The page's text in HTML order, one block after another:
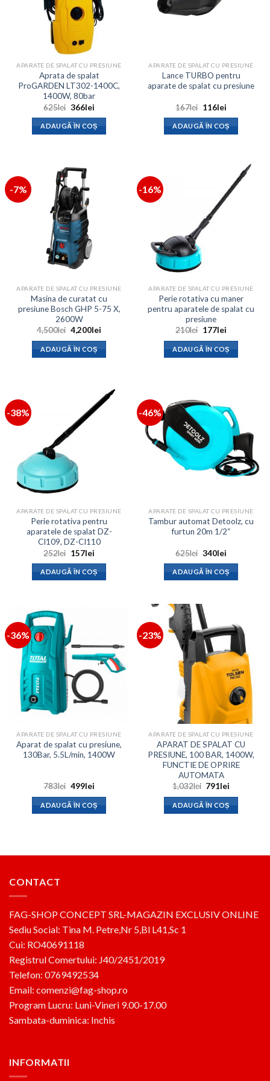
APARATE DE SPALAT CU PRESIUNE
Aprata de spalat
ProGARDEN LT302-1400C,
1400W, 80bar
625lei Prețul
a
fost:
625lei.
366leiPrețul
este:
366lei.
ADAUGĂ ÎN COȘ
APARATE DE SPALAT CU PRESIUNE
Lance TURBO pentru
aparate de spalat cu presiune
167lei Prețul
a
fost:
167lei.
116leiPrețul
este:
116lei.
ADAUGĂ ÎN COȘ
-7%
APARATE DE SPALAT CU PRESIUNE
Masina de curatat cu
presiune Bosch GHP 5-75 X,
2600W
4,500lei Prețul
inițial
a
fost:
4,500lei.
4,200leiPrețul
ADAUGĂ ÎN COȘ
-16%
APARATE DE SPALAT CU PRESIUNE
Perie rotativa cu maner
pentru aparatele de spalat cu
presiune
210lei Prețul
a
fost:
210lei.
177leiPrețul
este:
177lei.
ADAUGĂ ÎN COȘ
-38%
APARATE DE SPALAT CU PRESIUNE
Perie rotativa pentru
aparatele de spalat DZ-
CI109, DZ-CI110
252lei Prețul
a
fost:
252lei.
157leiPrețul
este:
157lei.
ADAUGĂ ÎN COȘ
-46%
APARATE DE SPALAT CU PRESIUNE
Tambur automat Detoolz, cu
furtun 20m 1/2“
625lei Prețul
a
fost:
625lei.
340leiPrețul
este:
340lei.
ADAUGĂ ÎN COȘ
-36%
APARATE DE SPALAT CU PRESIUNE
Aparat de spalat cu presiune,
130Bar, 5.5L/min, 1400W
783lei Prețul
a
fost:
783lei.
499leiPrețul
este:
499lei.
ADAUGĂ ÎN COȘ
-23%
APARATE DE SPALAT CU PRESIUNE
APARAT DE SPALAT CU
PRESIUNE, 100 BAR, 1400W,
FUNCTIE DE OPRIRE
AUTOMATA
1,032lei Prețul
a
fost:
1,032lei.
791lei
ADAUGĂ ÎN COȘ
CONTACT
FAG-SHOP CONCEPT SRL-MAGAZIN EXCLUSIV ONLINE
Sediu Social: Tina M. Petre,Nr 5,Bl L41,Sc 1
Cui: RO40691118
Registrul Comertului: J40/2451/2019
Telefon: 0769492534
Email: comenzi@fag-shop.ro
Program Lucru: Luni-Vineri 9.00-17.00
Sambata-duminica: Inchis
INFORMATII